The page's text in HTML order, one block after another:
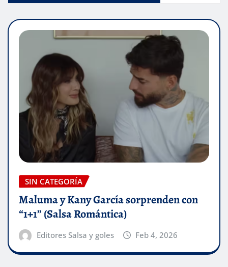
SIN CATEGORÍA
Maluma y Kany García sorprenden con
“1+1” (Salsa Romántica)
Editores Salsa y goles Feb 4, 2026